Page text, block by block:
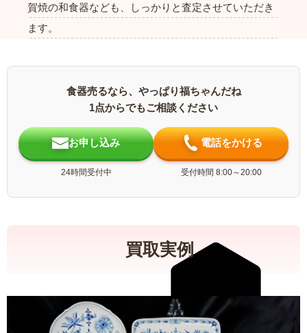
賀焼の和食器なども、しっかりと査定させていただき
ます。
食器売るなら、やっぱり福ちゃんだね
1点からでもご相談ください
お申し込み
24時間受付中
電話をかける
受付時間 8:00～20:00
買取実例